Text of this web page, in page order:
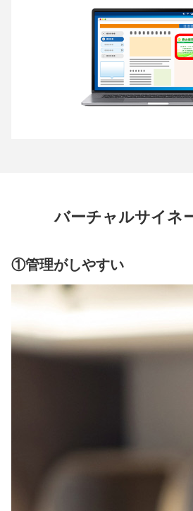
バーチャルサイネ
①管理がしやすい